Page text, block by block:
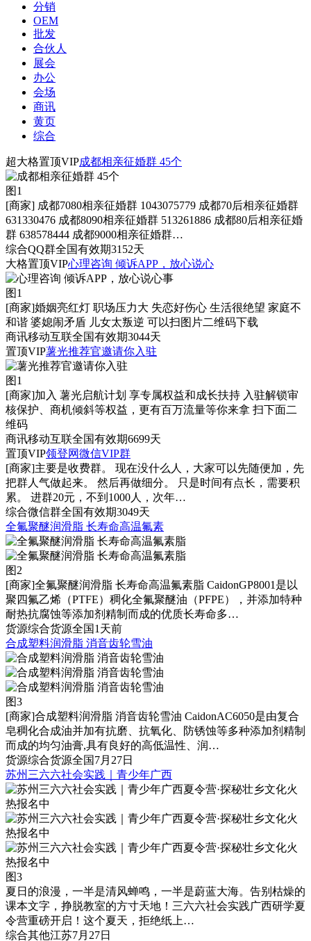
分销
OEM
批发
合伙人
展会
办公
会场
商讯
黄页
综合
超大格置顶VIP成都相亲征婚群 45个
图1
[商家] 成都7080相亲征婚群 1043075779 成都70后相亲征婚群
631330476 成都8090相亲征婚群 513261886 成都80后相亲征婚
群 638578444 成都9000相亲征婚群…
综合QQ群全国有效期3152天
大格置顶VIP心理咨询 倾诉APP，放心说心
图1
[商家]婚姻亮红灯 职场压力大 失恋好伤心 生活很绝望 家庭不
和谐 婆媳闹矛盾 儿女太叛逆 可以扫图片二维码下载
商讯移动互联全国有效期3044天
置顶VIP薯光推荐官邀请你入驻
图1
[商家]加入 薯光启航计划 享专属权益和成长扶持 入驻解锁审
核保护、商机倾斜等权益，更有百万流量等你来拿 扫下面二
维码
商讯移动互联全国有效期6699天
置顶VIP领登网微信VIP群
[商家]主要是收费群。 现在没什么人，大家可以先随便加，先
把群人气做起来。 然后再做细分。 只是时间有点长，需要积
累。 进群20元，不到1000人，次年…
综合微信群全国有效期3049天
全氟聚醚润滑脂 长寿命高温氟素
图2
[商家]全氟聚醚润滑脂 长寿命高温氟素脂 CaidonGP8001是以
聚四氟乙烯（PTFE）稠化全氟聚醚油（PFPE），并添加特种
耐热抗腐蚀等添加剂精制而成的优质长寿命多…
货源综合货源全国1天前
合成塑料润滑脂 消音齿轮雪油
图3
[商家]合成塑料润滑脂 消音齿轮雪油 CaidonAC6050是由复合
皂稠化合成油并加有抗磨、抗氧化、防锈蚀等多种添加剂精制
而成的均匀油膏,具有良好的高低温性、润…
货源综合货源全国7月27日
苏州三六六社会实践｜青少年广西
图3
夏日的浪漫，一半是清风蝉鸣，一半是蔚蓝大海。告别枯燥的
课本文字，挣脱教室的方寸天地！三六六社会实践广西研学夏
令营重磅开启！这个夏天，拒绝纸上…
综合其他江苏7月27日